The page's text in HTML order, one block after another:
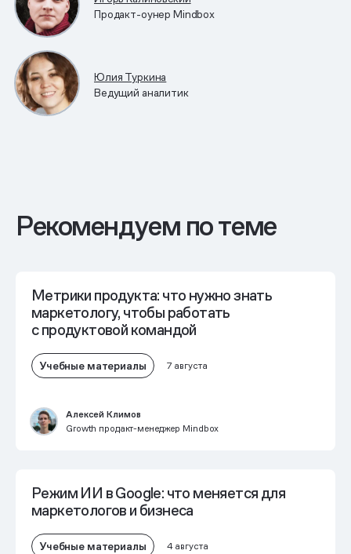
Продакт-оунер Mindbox
Юлия Туркина
Ведущий аналитик
Рекомендуем по теме
Метрики продукта: что нужно знать
маркетологу, чтобы работать
с продуктовой командой
Учебные материалы 7 августа
Алексей Климов
Growth продакт-менеджер Mindbox
Режим ИИ в Google: что меняется для
маркетологов и бизнеса
Учебные материалы 4 августа